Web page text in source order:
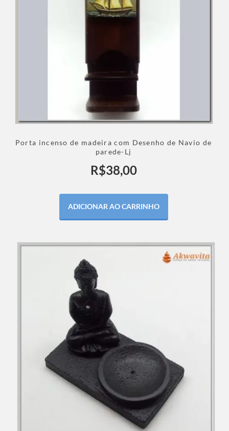
Porta incenso de madeira com Desenho de Navio de
parede-Lj
R$38,00
ADICIONAR AO CARRINHO